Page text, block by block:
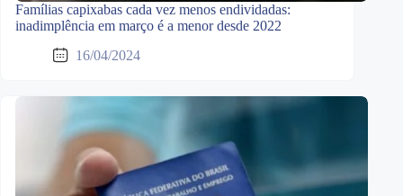
Famílias capixabas cada vez menos endividadas:
inadimplência em março é a menor desde 2022
16/04/2024